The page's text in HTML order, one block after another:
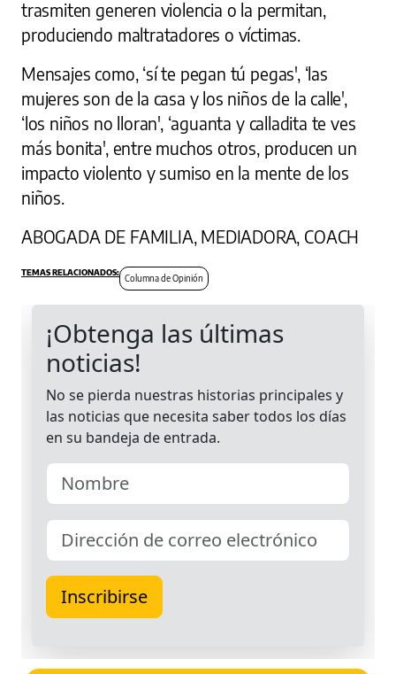
trasmiten generen violencia o la permitan,
produciendo maltratadores o víctimas.
Mensajes como, ‘sí te pegan tú pegas', ‘las
mujeres son de la casa y los niños de la calle',
‘los niños no lloran', ‘aguanta y calladita te ves
más bonita', entre muchos otros, producen un
impacto violento y sumiso en la mente de los
niños.
ABOGADA DE FAMILIA, MEDIADORA, COACH
Columna de Opinión